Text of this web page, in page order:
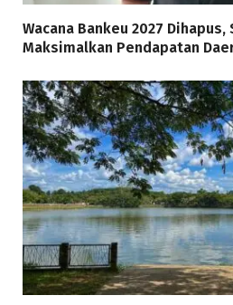
Wacana Bankeu 2027
Maksimalkan Pendapatan